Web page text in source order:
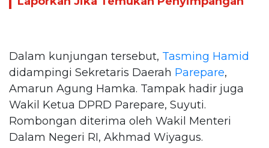
Dalam kunjungan tersebut, Tasming Hamid
didampingi Sekretaris Daerah Parepare,
Amarun Agung Hamka. Tampak hadir juga
Wakil Ketua DPRD Parepare, Suyuti.
Rombongan diterima oleh Wakil Menteri
Dalam Negeri RI, Akhmad Wiyagus.